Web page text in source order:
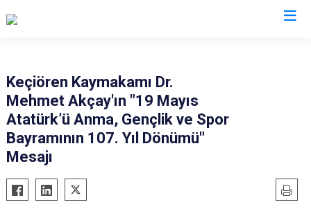
Akyurt
Altındağ
Ayaş
Beypazarı
Haymana
Kalecik
Keçiören Kaymakamı Dr.
Mehmet Akçay'ın "19 Mayıs
Atatürk’ü Anma, Gençlik ve Spor
Bayramının 107. Yıl Dönümü"
Mesajı